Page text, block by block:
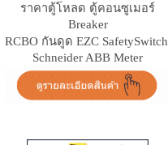
ราคาตู้โหลด ตู้คอนซูเมอร์
Breaker
RCBO กันดูด EZC SafetySwitch
Schneider ABB Meter